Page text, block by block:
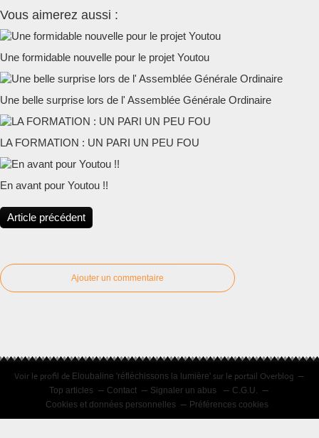
Vous aimerez aussi :
Une formidable nouvelle pour le projet Youtou
Une belle surprise lors de l' Assemblée Générale Ordinaire
LA FORMATION : UN PARI UN PEU FOU
En avant pour Youtou !!
Article précédent
Ajouter un commentaire
Voir le profil de Eloubaline 'réfléchissons la lumière' sur le portail Overblog
Top articles Contact Signaler un abus
C.G.U.
Cookies et données personnelles
Préférences cookies